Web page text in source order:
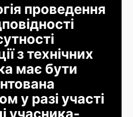
проведення
з технічних
має бути
у разі участі